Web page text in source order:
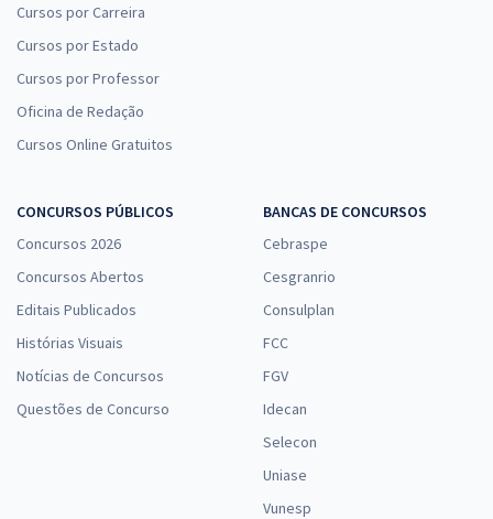
Cursos por Carreira
Cursos por Estado
Cursos por Professor
Oficina de Redação
Cursos Online Gratuitos
CONCURSOS PÚBLICOS
Concursos 2026
Concursos Abertos
Editais Publicados
Histórias Visuais
Notícias de Concursos
Questões de Concurso
BANCAS DE CONCURSOS
Cebraspe
Cesgranrio
Consulplan
FCC
FGV
Idecan
Selecon
Uniase
Vunesp